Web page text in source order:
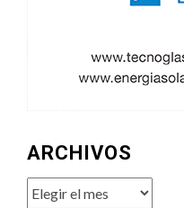
ARCHIVOS
Archivos